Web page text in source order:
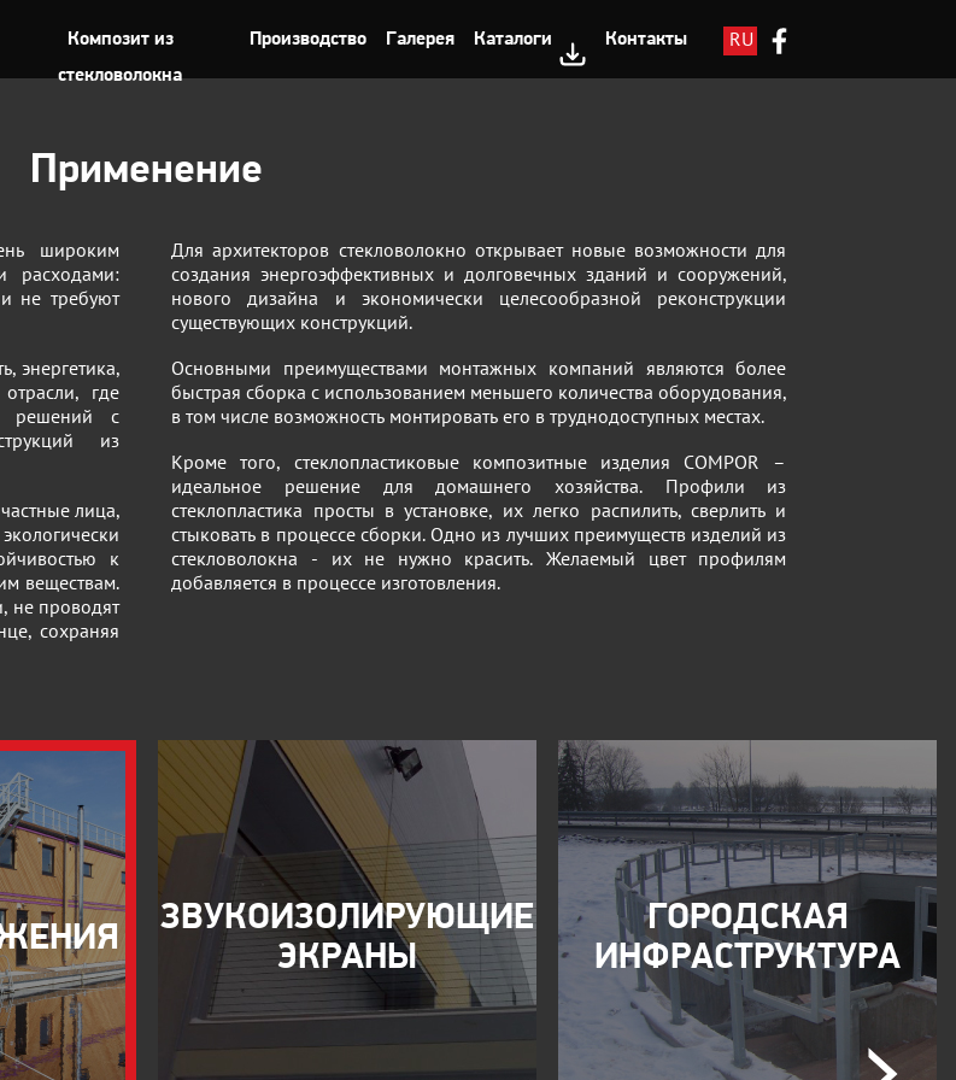
RU
LV
Композит из
стекловолокна
Производство Галерея Каталоги Контакты
Применение
широким
расходами:
не требуют
энергетика,
где
решений с
из
лица,
к
веществам.
не проводят
сохраняя
Для архитекторов стекловолокно открывает новые возможности для
создания энергоэффективных и долговечных зданий и сооружений,
нового дизайна и экономически целесообразной реконструкции
существующих конструкций.
Основными преимуществами монтажных компаний являются более
быстрая сборка с использованием меньшего количества оборудования,
в том числе возможность монтировать его в труднодоступных местах.
Кроме того, стеклопластиковые композитные изделия COMPOR –
идеальное решение для домашнего хозяйства. Профили из
стеклопластика просты в установке, их легко распилить, сверлить и
стыковать в процессе сборки. Одно из лучших преимуществ изделий из
стекловолокна - их не нужно красить. Желаемый цвет профилям
добавляется в процессе изготовления.
ЗВУКОИЗОЛИРУЮЩИЕ
ЭКРАНЫ
ГОРОДСКАЯ
ИНФРАСТРУКТУРА